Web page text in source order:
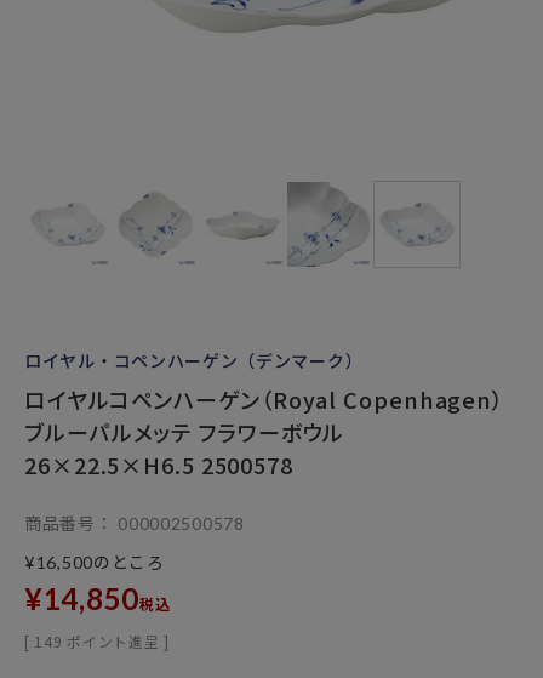
ロイヤル・コペンハーゲン（デンマーク）
ロイヤルコペンハーゲン（Royal Copenhagen）
ブルーパルメッテ フラワーボウル
26×22.5×H6.5 2500578
商品番号
000002500578
¥16,500のところ
¥14,850税込
[ 149 ポイント進呈 ]